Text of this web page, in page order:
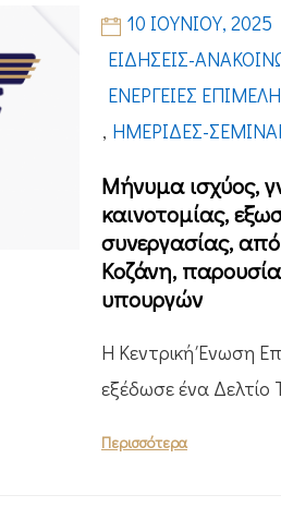
10 ΙΟΥΝΊΟΥ, 2025
ΕΙΔΉΣΕΙΣ-
ΕΝΈΡΓΕΙΕΣ
, ΗΜΕΡΊΔΕΣ-
Μήνυμα ισχύος,
καινοτομίας,
συνεργασίας,
Κοζάνη,
υπουργών
Η Κεντρική Ένωση
εξέδωσε ένα Δελτίο
Περισσότερα